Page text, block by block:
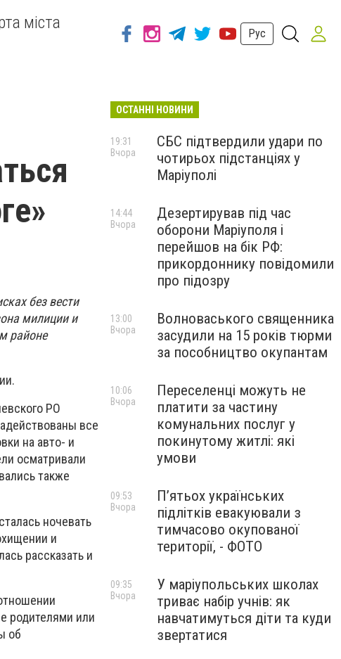
міста
Рус
без вести
милиции и
районе
РО
все
на авто- и
осматривали
также
ночевать
и
рассказать и
родителями или
об
ОСТАННІ НОВИНИ
СБС підтвердили удари по
чотирьох підстанціях у
Маріуполі
19:31
Вчора
Дезертирував під час
оборони Маріуполя і
перейшов на бік РФ:
прикордоннику повідомили
про підозру
14:44
Вчора
Волноваського священника
засудили на 15 років тюрми
за пособництво окупантам
13:00
Вчора
Переселенці можуть не
платити за частину
комунальних послуг у
покинутому житлі: які
умови
10:06
Вчора
П’ятьох українських
підлітків евакуювали з
тимчасово окупованої
території, - ФОТО
09:53
Вчора
У маріупольських школах
триває набір учнів: як
навчатимуться діти та куди
звертатися
09:35
Вчора